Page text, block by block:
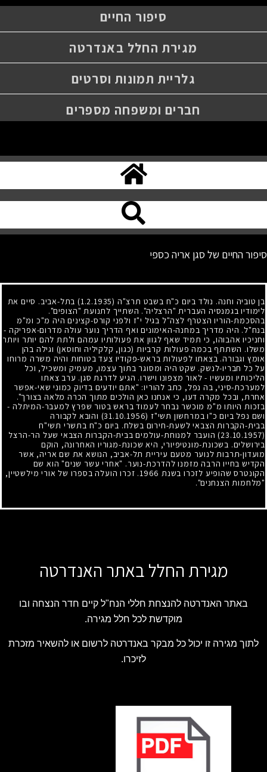
סיפור החיים
מגירת החלל באנדרטה
גלריית תמונות וסרטים
חברים ומשפחה מספרים
סיפור החיים של סגן אריה כספי
בן טוביה וחנה. נולד ביום כ"ח בשבט תרצ"ה (1.2.1935)
בתל-אביב. סיים את
לימודיו בגמנסיה העברית "הרצליה". השתייך לתנועת "הצופים".
בהסכמת-הוריו הצטרף לצה"ל בגיל י"ז ולפני קורס-קצינים היה מ"כ ומ"מ
בנח"ל. היה מדריך במחנה-האימונים ואף הדריך נוער עולה מדרום-אפריקה -
וחניכיו אהבוהו, כי תמיד שאף לגוון את פעולותיו עמהם ולתת להם יותר ויותר
משלו. השתתף בכמה פעולות קרביות (כגון, קלקיליה וחוסאן) וגילה בהן
אומץ וגבורה. בצאתו לפעולות בראש-פקודיו צעד בטוחות והיה משרה מרוחו
על כל חבריו-לנשק. שקט היה ומסוגר בתוך עצמו, מעמיק ומשכיל, וכל
הליכותיו ומעשיו -לאור מצפונו וישרו. הגיע לדרגת סגן. ערב צאתו
למערכת-סיני, בה נפל, כתב להוריו: "אתם יודעים בדיוק כמוני שאי-אפשר
אחרת, ובכל מקרה דעו, כי אנחנו כאן הולכים מתוך הכרה מלאה בצורך".
בזכות היותו מ"מ מוכשר נבחר לעמוד בראש בטור שפרץ למעבר-המיתלה -
ושם נפל ביום כ"ו במרחשון תשי"ז (31.10.1956)
והובא לקבורה
בבית-הקברות הצבאי לשעת-חירום בשלח. ביום כ"ח בתשרי תשי"ח
(23.10.1957)
הועבר למנוחת-עולמים בבית-הקברות הצבאי שעל הר-הרצל
בירושלים. בשכונת-מונטיפיורי, היא שכונת-מגוריו האחרונה, הוקם
מועדון-תרבות לנוער מטעם עיריית תל-אביב, הנושא את שם אריה, אשר
הקדיש בחייו הרבה מזמנו להדרכת-נוער. "אחרי עשר שנים" הוא שם
הקונטרס שהופיע לזכרו בשנת 1966. זכרו הועלה בספרו של אורי מילשטיין,
"מלחמות הצנחנים".
מגירת החלל באתר האנדרטה
באתר האנדרטה להנצחת חללי הנח"ל קיים חדר הנצחה ובו
מוקדשת לכל חלל מגירה.
לתוך מגירה זו יכול כל מבקר באנדרטה לרשום או להשאיר מזכרת
לזיכרו.